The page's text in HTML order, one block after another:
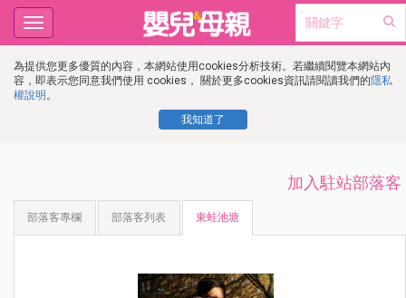
為提供您更多優質的內容，本網站使用cookies分析技術。若繼續閱覽本網站內
容，即表示您同意我們使用 cookies， 關於更多cookies資訊請閱讀我們的隱私
權說明 。
我知道了
Toggle
navigation
加入駐站部落客
部落客專欄 部落客列表 東蛙池塘